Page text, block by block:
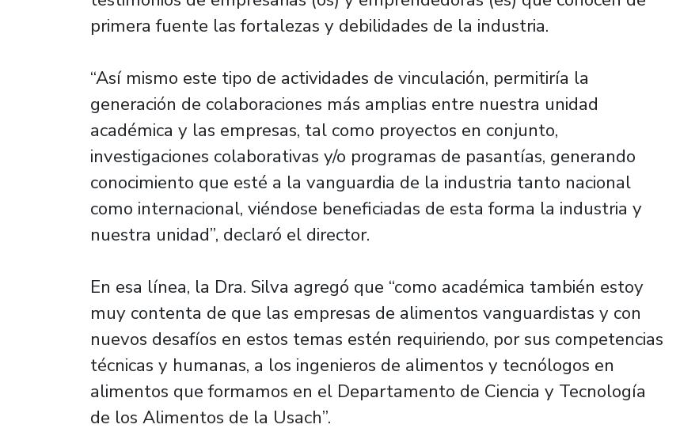
primera fuente las fortalezas y debilidades de la industria.
“Así mismo este tipo de actividades de vinculación, permitiría la
generación de colaboraciones más amplias entre nuestra unidad
académica y las empresas, tal como proyectos en conjunto,
investigaciones colaborativas y/o programas de pasantías, generando
conocimiento que esté a la vanguardia de la industria tanto nacional
como internacional, viéndose beneficiadas de esta forma la industria y
nuestra unidad”, declaró el director.
En esa línea, la Dra. Silva agregó que “como académica también estoy
muy contenta de que las empresas de alimentos vanguardistas y con
nuevos desafíos en estos temas estén requiriendo, por sus competencias
técnicas y humanas, a los ingenieros de alimentos y tecnólogos en
alimentos que formamos en el Departamento de Ciencia y Tecnología
de los Alimentos de la Usach”.